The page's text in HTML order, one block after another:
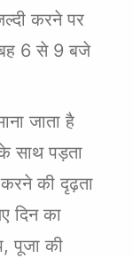
करने पर
6 से 9 बजे
जाता है
साथ पड़ता
की दृढ़ता
दिन का
पूजा की